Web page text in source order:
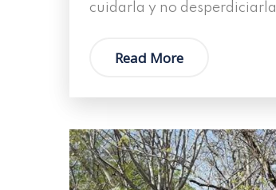
cuidarla y no desperdiciarla
Read More